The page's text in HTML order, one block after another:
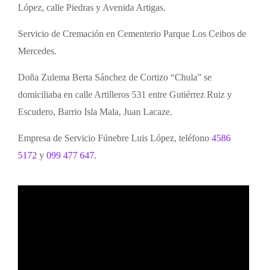
López, calle Piedras y Avenida Artigas.
Servicio de Cremación en Cementerio Parque Los Ceibos de
Mercedes.
Doña Zulema Berta Sánchez de Cortizo “Chula” se
domiciliaba en calle Artilleros 531 entre Gutiérrez Ruiz y
Escudero, Barrio Isla Mala, Juan Lacaze.
Empresa de Servicio Fúnebre Luis López, teléfono 4586
5172 y 099 477 647.